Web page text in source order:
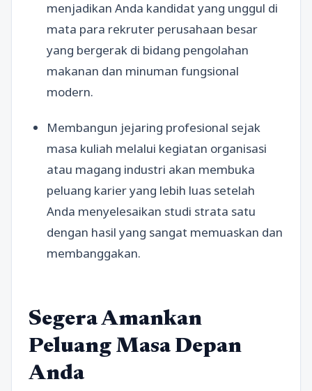
menjadikan Anda kandidat yang unggul di
mata para rekruter perusahaan besar
yang bergerak di bidang pengolahan
makanan dan minuman fungsional
modern.
Membangun jejaring profesional sejak
masa kuliah melalui kegiatan organisasi
atau magang industri akan membuka
peluang karier yang lebih luas setelah
Anda menyelesaikan studi strata satu
dengan hasil yang sangat memuaskan dan
membanggakan.
Segera Amankan
Peluang Masa Depan
Anda